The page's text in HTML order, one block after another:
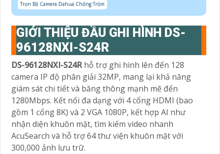
Trọn Bộ Camera Dahua Chống Trộm
GIỚI THIỆU ĐẦU GHI HÌNH DS-
96128NXI-S24R
DS-96128NXI-S24Rhỗ trợ ghi hình lên đến 128
camera IP độ phân giải 32MP, mang lại khả năng
giám sát chi tiết và băng thông mạnh mẽ đến
1280Mbps. Kết nối đa dạng với 4 cổng HDMI (bao
gồm 1 cổng 8K) và 2 VGA 1080P, kết hợp AI như
nhận diện khuôn mặt, tìm kiếm video nhanh
AcuSearch và hỗ trợ 64 thư viện khuôn mặt với
300,000 ảnh lưu trữ.